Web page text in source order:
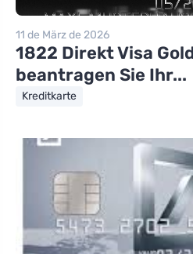
11 de März de 2026
1822 Direkt Visa
beantragen Sie Ihr...
Kreditkarte